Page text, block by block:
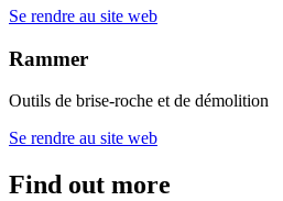
Se rendre au site web
Rammer
Outils de brise-roche et de démolition
Se rendre au site web
Find out more